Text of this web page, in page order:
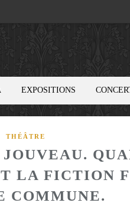
EXPOSITIONS
THÉÂTRE
LA FICTION
COMMUNE.